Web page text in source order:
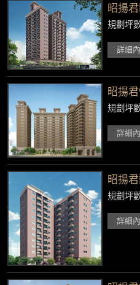
昭揚
規劃坪
詳細
昭揚
規劃坪
詳細
昭揚
規劃坪
詳細